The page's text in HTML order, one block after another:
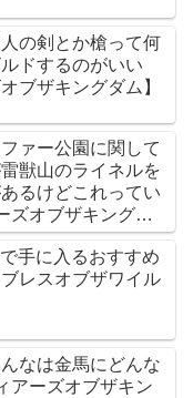
人の剣とか槍って何
ドするのがいい
ブザキングダム】
ァー公園に関して
獣山のライネルを
るけどこれってい
ズオブザキングダ
手に入るおすすめ
レスオブザワイル
なは金馬にどんな
アーズオブザキン